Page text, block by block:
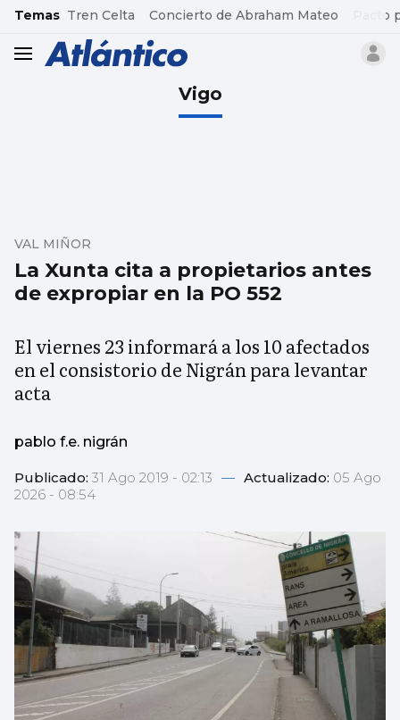
common.go-to-content
Temas Tren Celta Concierto de Abraham Mateo Pacto
header.menu.open
Vigo
La Xunta cita a propietarios antes
de expropiar en la PO 552
VAL MIÑOR
El viernes 23 informará a los 10 afectados
en el consistorio de Nigrán para levantar
acta
pablo f.e. nigrán
Publicado: 31 Ago 2019 - 02:13 — Actualizado: 05 Ago
2026 - 08:54